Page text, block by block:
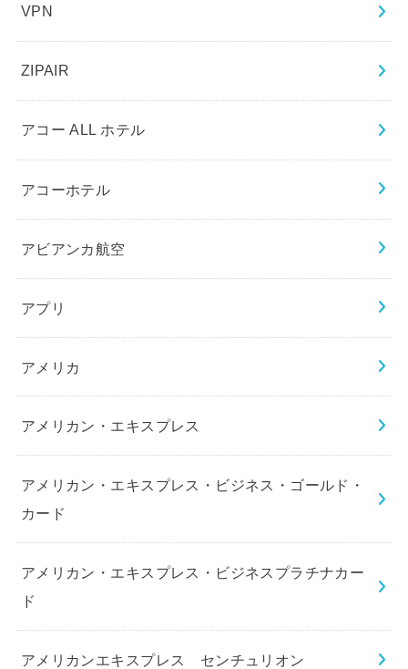
VPN
ZIPAIR
アコー ALL ホテル
アコーホテル
アビアンカ航空
アプリ
アメリカ
アメリカン・エキスプレス
アメリカン・エキスプレス・ビジネス・ゴールド・
カード
アメリカン・エキスプレス・ビジネスプラチナカー
ド
アメリカンエキスプレス センチュリオン